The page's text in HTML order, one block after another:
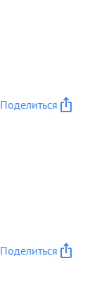
Поделиться
Поделиться